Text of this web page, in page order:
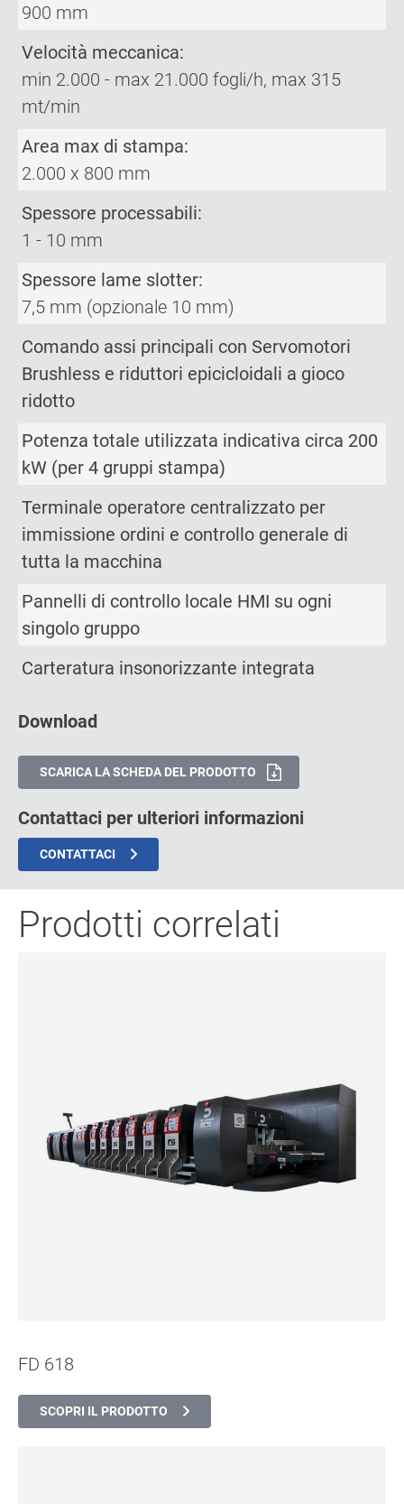
900 mm
Velocità meccanica:
min 2.000 - max 21.000 fogli/h, max 315
mt/min
Area max di stampa:
2.000 x 800 mm
Spessore processabili:
1 - 10 mm
Spessore lame slotter:
7,5 mm (opzionale 10 mm)
Comando assi principali con Servomotori
Brushless e riduttori epicicloidali a gioco
ridotto
Potenza totale utilizzata indicativa circa 200
kW (per 4 gruppi stampa)
Terminale operatore centralizzato per
immissione ordini e controllo generale di
tutta la macchina
Pannelli di controllo locale HMI su ogni
singolo gruppo
Carteratura insonorizzante integrata
Download
SCARICA LA SCHEDA DEL PRODOTTO
Contattaci per ulteriori informazioni
CONTATTACI
Prodotti correlati
FD 618
SCOPRI IL PRODOTTO